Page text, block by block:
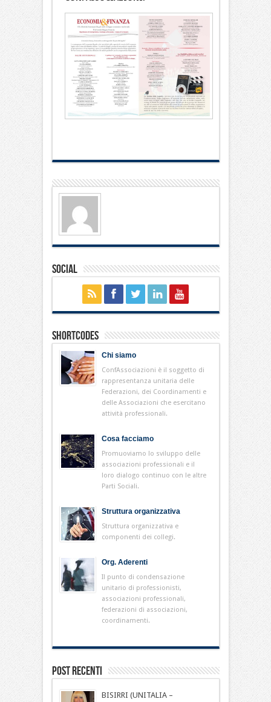
Social
Shortcodes
Chi siamo
ConfAssociazioni è il soggetto di
rappresentanza unitaria delle
Federazioni, dei Coordinamenti e
delle Associazioni che esercitano
attività professionali.
Cosa facciamo
Promuoviamo lo sviluppo delle
associazioni professionali e il
loro dialogo continuo con le altre
Parti Sociali.
Struttura organizzativa
Struttura organizzativa e
componenti dei collegi.
Org. Aderenti
Il punto di condensazione
unitario di professionisti,
associazioni professionali,
federazioni di associazioni,
coordinamenti.
Post Recenti
BISIRRI (UNITALIA –